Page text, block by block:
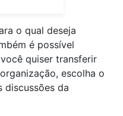
o qual deseja
é possível
quiser transferir
escolha o
discussões da